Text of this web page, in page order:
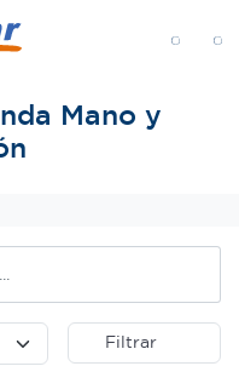
Mano y
Filtrar